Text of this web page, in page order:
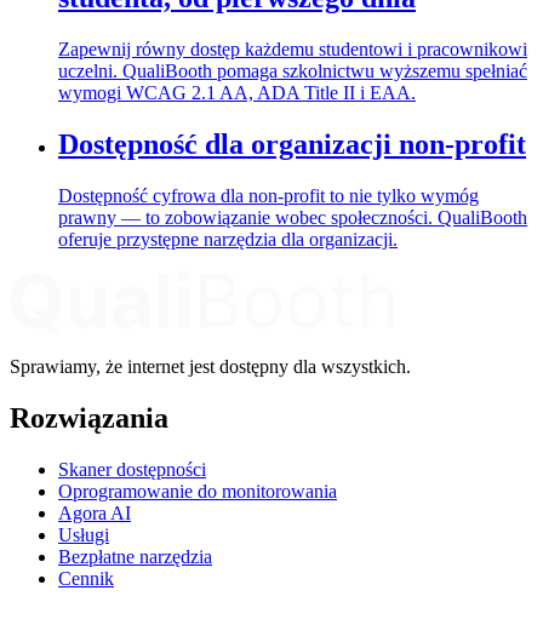
Zapewnij równy dostęp każdemu studentowi i pracownikowi
uczelni. QualiBooth pomaga szkolnictwu wyższemu spełniać
wymogi WCAG 2.1 AA, ADA Title II i EAA.
Dostępność dla organizacji non-profit
Dostępność cyfrowa dla non-profit to nie tylko wymóg
prawny — to zobowiązanie wobec społeczności. QualiBooth
oferuje przystępne narzędzia dla organizacji.
Sprawiamy, że internet jest dostępny dla wszystkich.
Rozwiązania
Skaner dostępności
Oprogramowanie do monitorowania
Agora AI
Usługi
Bezpłatne narzędzia
Cennik